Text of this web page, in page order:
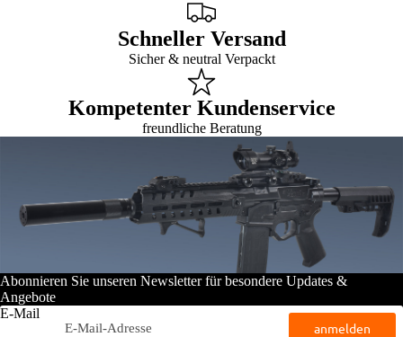
Schneller Versand
Sicher & neutral Verpackt
Kompetenter Kundenservice
freundliche Beratung
Abonnieren Sie unseren Newsletter für besondere Updates &
Angebote
E-Mail
anmelden